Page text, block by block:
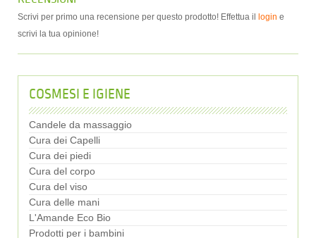
Scrivi per primo una recensione per questo prodotto! Effettua il login e
scrivi la tua opinione!
COSMESI E IGIENE
Candele da massaggio
Cura dei Capelli
Cura dei piedi
Cura del corpo
Cura del viso
Cura delle mani
L'Amande Eco Bio
Prodotti per i bambini